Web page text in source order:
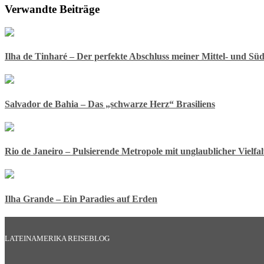
Verwandte Beiträge
Ilha de Tinharé – Der perfekte Abschluss meiner Mittel- und
Salvador de Bahia – Das „schwarze Herz“ Brasiliens
Rio de Janeiro – Pulsierende Metropole mit unglaublicher
Ilha Grande – Ein Paradies auf Erden
LATEINAMERIKA REISEBLOG